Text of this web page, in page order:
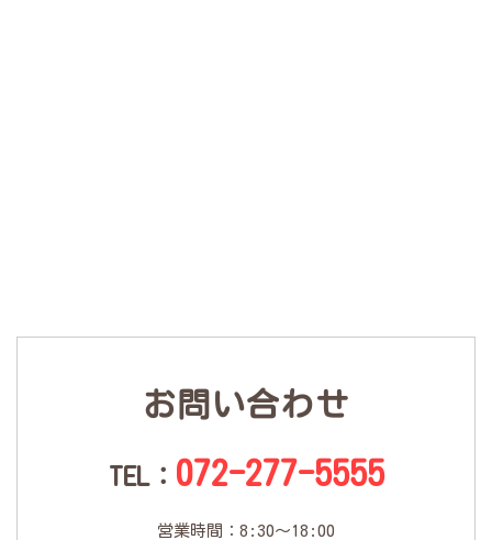
お問い合わせ
TEL： 072-277-5555
営業時間：8:30～18:00